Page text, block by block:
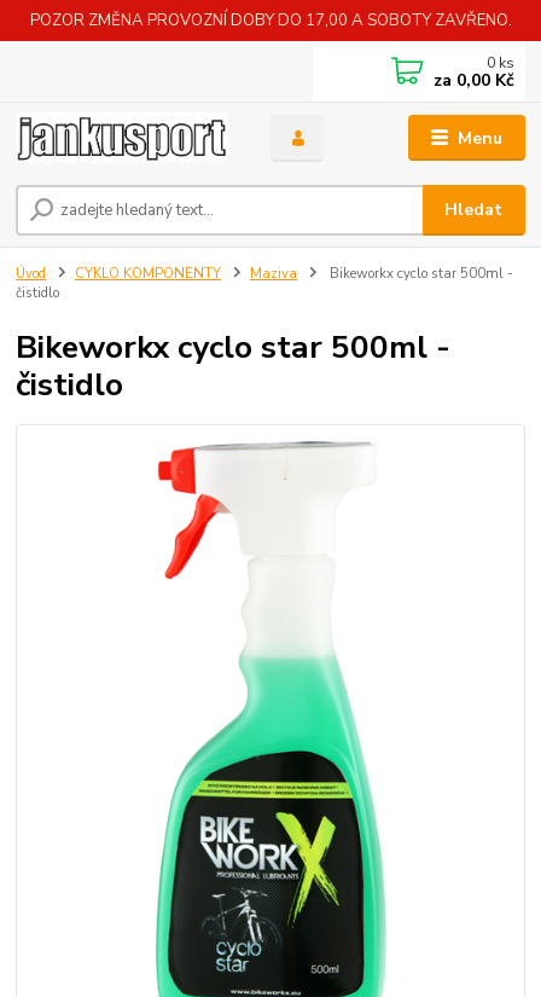
POZOR ZMĚNA PROVOZNÍ DOBY DO 17,00 A SOBOTY ZAVŘENO.
Menu
Hledat
0 ks
za 0,00 Kč
Úvod CYKLO KOMPONENTY Maziva
Bikeworkx cyclo star 500ml -
čistidlo
Bikeworkx cyclo star 500ml -
čistidlo